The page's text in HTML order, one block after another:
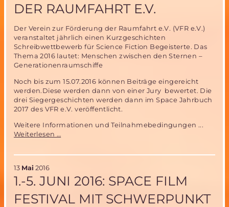
DER RAUMFAHRT E.V.
Der Verein zur Förderung der Raumfahrt e.V. (VFR e.V.)
veranstaltet jährlich einen Kurzgeschichten
Schreibwettbewerb für Science Fiction Begeisterte. Das
Thema 2016 lautet: Menschen zwischen den Sternen –
Generationenraumschiffe
Noch bis zum 15.07.2016 können Beiträge eingereicht
werden.Diese werden dann von einer Jury bewertet. Die
drei Siegergeschichten werden dann im Space Jahrbuch
2017 des VFR e.V. veröffentlicht.
Weitere Informationen und Teilnahmebedingungen ...
Weiterlesen …
zur
der
13 Mai 2016
1.-5. JUNI 2016: SPACE FILM
FESTIVAL MIT SCHWERPUNKT